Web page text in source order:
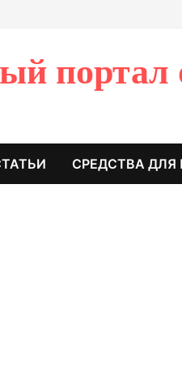
портал
СРЕДСТВА ДЛЯ